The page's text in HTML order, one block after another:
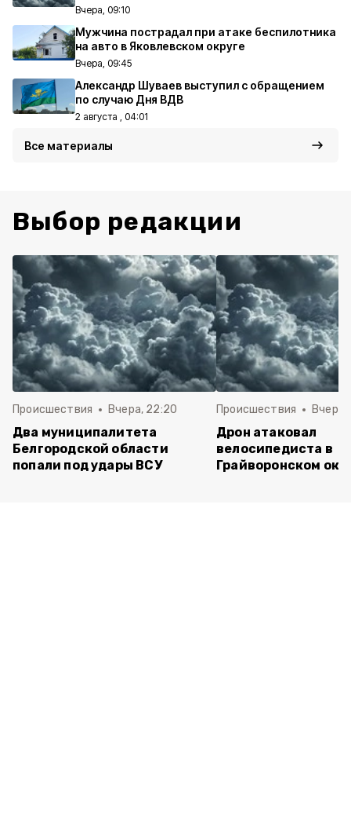
Вчера, 09:10
Мужчина пострадал при атаке беспилотника
на авто в Яковлевском округе
Вчера, 09:45
Александр Шуваев выступил с обращением
по случаю Дня ВДВ
2 августа , 04:01
Все материалы
Выбор редакции
Происшествия Вчера, 22:20
Два муниципалитета
Белгородской области
попали под удары ВСУ
Происшествия Вчера,
Дрон атаковал
велосипедиста в
Грайворонском